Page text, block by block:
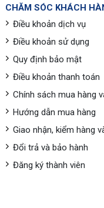
CHĂM SÓC KHÁCH
Điều khoản dịch vụ
Điều khoản sử dụng
Quy định bảo mật
Điều khoản thanh toán
Chính sách mua hàng
Hướng dẫn mua hàng
Giao nhận, kiểm hàng
Đổi trả và bảo hành
Đăng ký thành viên